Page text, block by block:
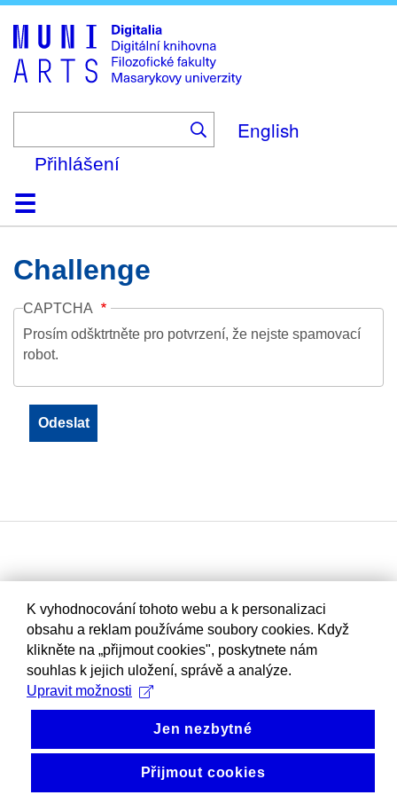
to
main
content
English
Přihlášení
DomůKolekce
Prohlížení
Vyhledávání
O platformě
Nápověda
KontaktDigitalia
Challenge
CAPTCHA
Prosím odšktrtněte pro potvrzení, že nejste spamovací
robot.
K vyhodnocování tohoto webu a k personalizaci
obsahu a reklam používáme soubory cookies. Když
klikněte na „přijmout cookies", poskytnete nám
souhlas k jejich uložení, správě a analýze.
Upravit možnosti
Jen nezbytné
Přijmout cookies